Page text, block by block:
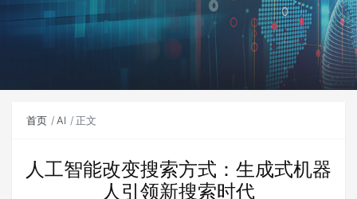
首页 AI 正文
人工智能改变搜索方式：生成式机器
人引领新搜索时代